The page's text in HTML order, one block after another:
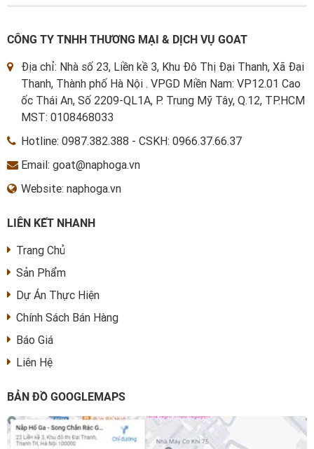
CÔNG TY TNHH THƯƠNG MẠI & DỊCH VỤ GOAT
Địa chỉ: Nhà số 23, Liền kề 3, Khu Đô Thị Đại Thanh, Xã Đại
Thanh, Thành phố Hà Nội . VPGD Miền Nam: VP12.01 Cao
ốc Thái An, Số 2209-QL1A, P. Trung Mỹ Tây, Q.12, TP.HCM
MST: 0108468033
Hotline: 0987.382.388 - CSKH: 0966.37.66.37
Email: goat@naphoga.vn
Website: naphoga.vn
LIÊN KẾT NHANH
Trang Chủ
Sản Phẩm
Dự Án Thực Hiện
Chính Sách Bán Hàng
Báo Giá
Liên Hệ
BẢN ĐỒ GOOGLEMAPS